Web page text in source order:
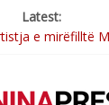
Latest:
e mirëfilltë
i respektuar i